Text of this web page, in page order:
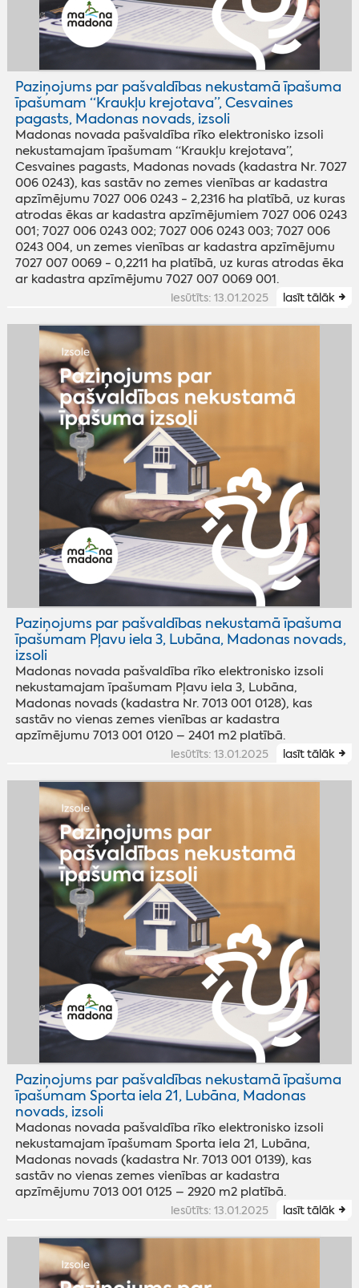
Paziņojums par pašvaldības nekustamā īpašuma
īpašumam “Kraukļu krejotava”, Cesvaines
pagasts, Madonas novads, izsoli
Madonas novada pašvaldība rīko elektronisko izsoli
nekustamajam īpašumam “Kraukļu krejotava”,
Cesvaines pagasts, Madonas novads (kadastra Nr. 7027
006 0243), kas sastāv no zemes vienības ar kadastra
apzīmējumu 7027 006 0243 - 2,2316 ha platībā, uz kuras
atrodas ēkas ar kadastra apzīmējumiem 7027 006 0243
001; 7027 006 0243 002; 7027 006 0243 003; 7027 006
0243 004, un zemes vienības ar kadastra apzīmējumu
7027 007 0069 - 0,2211 ha platībā, uz kuras atrodas ēka
ar kadastra apzīmējumu 7027 007 0069 001.
iesūtīts: 13.01.2025 lasīt tālāk
Paziņojums par pašvaldības nekustamā īpašuma
īpašumam Pļavu iela 3, Lubāna, Madonas novads,
izsoli
Madonas novada pašvaldība rīko elektronisko izsoli
nekustamajam īpašumam Pļavu iela 3, Lubāna,
Madonas novads (kadastra Nr. 7013 001 0128), kas
sastāv no vienas zemes vienības ar kadastra
apzīmējumu 7013 001 0120 – 2401 m2 platībā.
iesūtīts: 13.01.2025 lasīt tālāk
Paziņojums par pašvaldības nekustamā īpašuma
īpašumam Sporta iela 21, Lubāna, Madonas
novads, izsoli
Madonas novada pašvaldība rīko elektronisko izsoli
nekustamajam īpašumam Sporta iela 21, Lubāna,
Madonas novads (kadastra Nr. 7013 001 0139), kas
sastāv no vienas zemes vienības ar kadastra
apzīmējumu 7013 001 0125 – 2920 m2 platībā.
iesūtīts: 13.01.2025 lasīt tālāk